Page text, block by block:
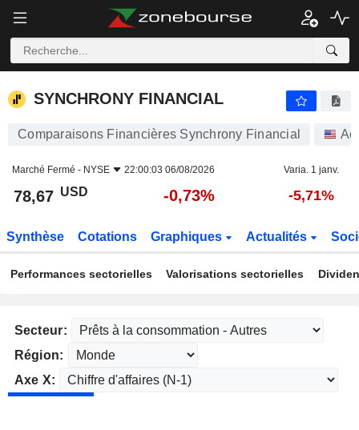
SYNCHRONY FINANCIAL
SYNCHRONY FINANCIAL
Comparaisons Financières Synchrony Financial
Marché Fermé - NYSE 22:00:03 06/08/2026 Varia. 1 janv.
78,67 USD -0,73% -5,71%
Synthèse Cotations Graphiques Actualités
Performances sectorielles Valorisations sectorielles
Secteur:
Région:
Axe X: